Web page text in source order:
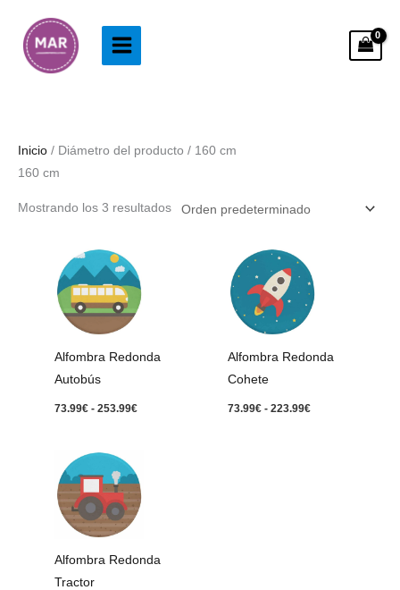
contenido
Inicio / Diámetro del producto / 160 cm
160 cm
Mostrando los 3 resultados
Alfombra Redonda
Autobús
73.99€ - 253.99€
precios:
73.99€
Alfombra Redonda
Cohete
73.99€ - 223.99€
precios:
desde
73.99€
Alfombra Redonda
Tractor
precios:
desde
63.99€